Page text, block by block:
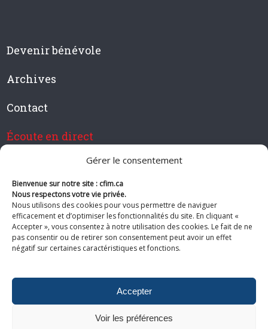
Gérer le consentement
Bienvenue sur notre site : cfim.ca
Nous respectons votre vie privée.
Nous utilisons des cookies pour vous permettre de naviguer
efficacement et d’optimiser les fonctionnalités du site. En cliquant «
Accepter », vous consentez à notre utilisation des cookies. Le fait de ne
pas consentir ou de retirer son consentement peut avoir un effet
négatif sur certaines caractéristiques et fonctions.
Accepter
Voir les préférences
Devenir bénévole
Archives
Contact
Écoute en direct
Devenir membre de CFIM
Suivez-nous